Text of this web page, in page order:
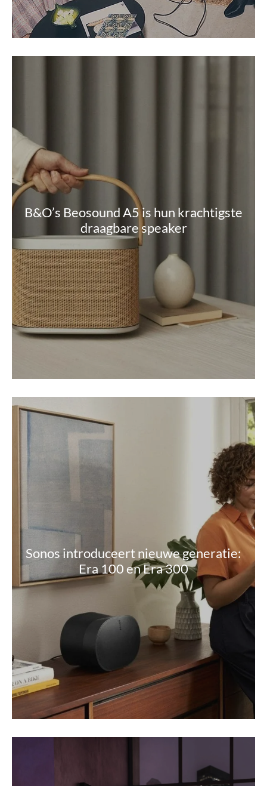
B&O’s Beosound A5 is hun krachtigste
draagbare speaker
Sonos introduceert nieuwe generatie:
Era 100 en Era 300